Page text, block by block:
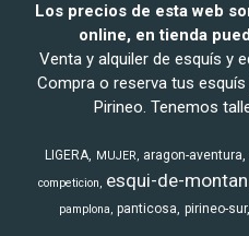
Los precios de esta web
online, en tienda
Venta y alquiler de esquís y
Compra o reserva tus
Pirineo. Tenemos
LIGERA MUJER aragon-aventura
competicion esqui-de-
pamplona panticosa pirineo-sur